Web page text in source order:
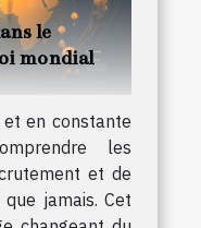
le
mondial
en constante
les
et de
jamais. Cet